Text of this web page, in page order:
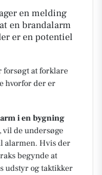
en melding
en brandalarm
er en potentiel
forsøgt at forklare
hvorfor der er
i en bygning
de undersøge
alarmen. Hvis der
begynde at
udstyr og taktikker